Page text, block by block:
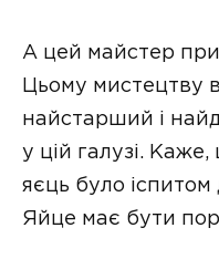
А цей майстер
Цьому мистецтву
найстарший і
у цій галузі.
яєць було іспитом
Яйце має бути